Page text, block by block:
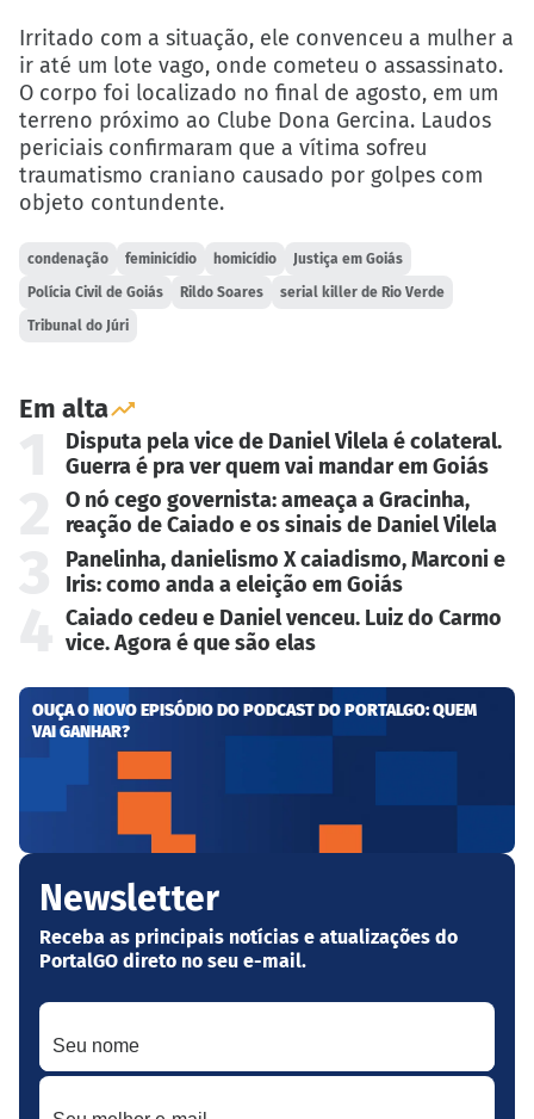
Irritado com a situação, ele convenceu a mulher a
ir até um lote vago, onde cometeu o assassinato.
O corpo foi localizado no final de agosto, em um
terreno próximo ao Clube Dona Gercina. Laudos
periciais confirmaram que a vítima sofreu
traumatismo craniano causado por golpes com
objeto contundente.
condenação feminicídio homicídio Justiça em Goiás
Polícia Civil de Goiás Rildo Soares serial killer de Rio Verde
Tribunal do Júri
Em alta
Disputa pela vice de Daniel Vilela é colateral.
Guerra é pra ver quem vai mandar em Goiás
O nó cego governista: ameaça a Gracinha,
reação de Caiado e os sinais de Daniel Vilela
Panelinha, danielismo X caiadismo, Marconi e
Iris: como anda a eleição em Goiás
Caiado cedeu e Daniel venceu. Luiz do Carmo
vice. Agora é que são elas
OUÇA O NOVO EPISÓDIO DO PODCAST DO PORTALGO: QUEM
VAI GANHAR?
Newsletter
Receba as principais notícias e atualizações do
PortalGO direto no seu e-mail.
Seu nome
Seu melhor e-mail